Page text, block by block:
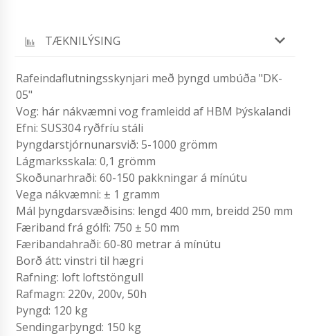
TÆKNILÝSING
Rafeindaflutningsskynjari með þyngd umbúða "DK-
05"
Vog: hár nákvæmni vog framleidd af HBM Þýskalandi
Efni: SUS304 ryðfríu stáli
Þyngdarstjórnunarsvið: 5-1000 grömm
Lágmarksskala: 0,1 grömm
Skoðunarhraði: 60-150 pakkningar á mínútu
Vega nákvæmni: ± 1 gramm
Mál þyngdarsvæðisins: lengd 400 mm, breidd 250 mm
Færiband frá gólfi: 750 ± 50 mm
Færibandahraði: 60-80 metrar á mínútu
Borð átt: vinstri til hægri
Rafning: loft loftstöngull
Rafmagn: 220v, 200v, 50h
Þyngd: 120 kg
Sendingarþyngd: 150 kg